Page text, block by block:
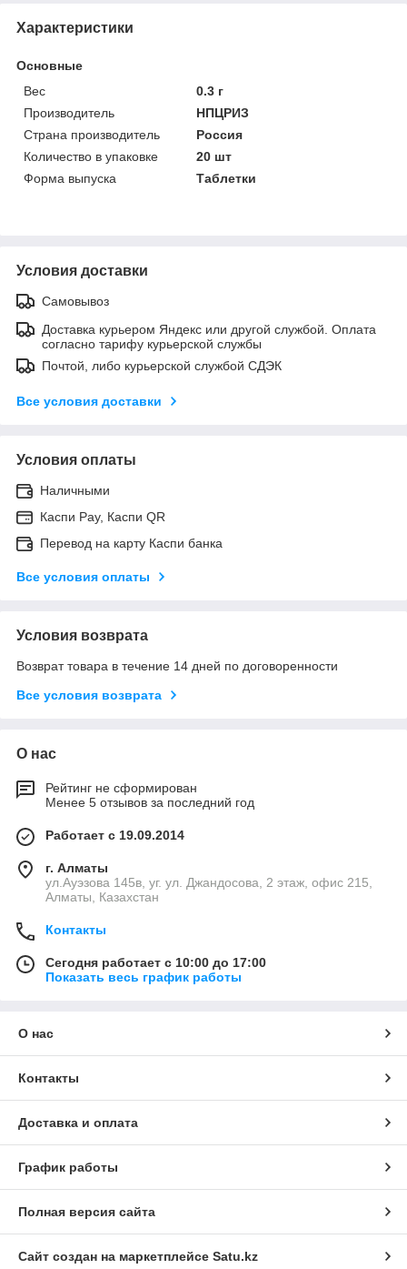
Характеристики
Основные
Вес
0.3 г
Производитель
НПЦРИЗ
Страна производитель
Россия
Количество в упаковке
20 шт
Форма выпуска
Таблетки
Условия доставки
Самовывоз
Доставка курьером Яндекс или другой службой. Оплата
согласно тарифу курьерской службы
Почтой, либо курьерской службой СДЭК
Все условия доставки
Условия оплаты
Наличными
Каспи Pay, Каспи QR
Перевод на карту Каспи банка
Все условия оплаты
Условия возврата
Возврат товара в течение 14 дней по договоренности
Все условия возврата
О нас
Рейтинг не сформирован
Менее 5 отзывов за последний год
Работает с 19.09.2014
г. Алматы
ул.Ауэзова 145в, уг. ул. Джандосова, 2 этаж, офис 215,
Алматы, Казахстан
Контакты
Сегодня работает с 10:00 до 17:00
Показать весь график работы
О нас
Контакты
Доставка и оплата
График работы
Полная версия сайта
Сайт создан на маркетплейсе Satu.kz